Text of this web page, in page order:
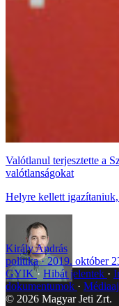
Valótlanul terjesztette a
valótlanságokat
Helyre kellett
Király András
politika
2019. október
GYIK Hibát jelentek
dokumentumok
© 2026 Magyar Jeti Zrt.